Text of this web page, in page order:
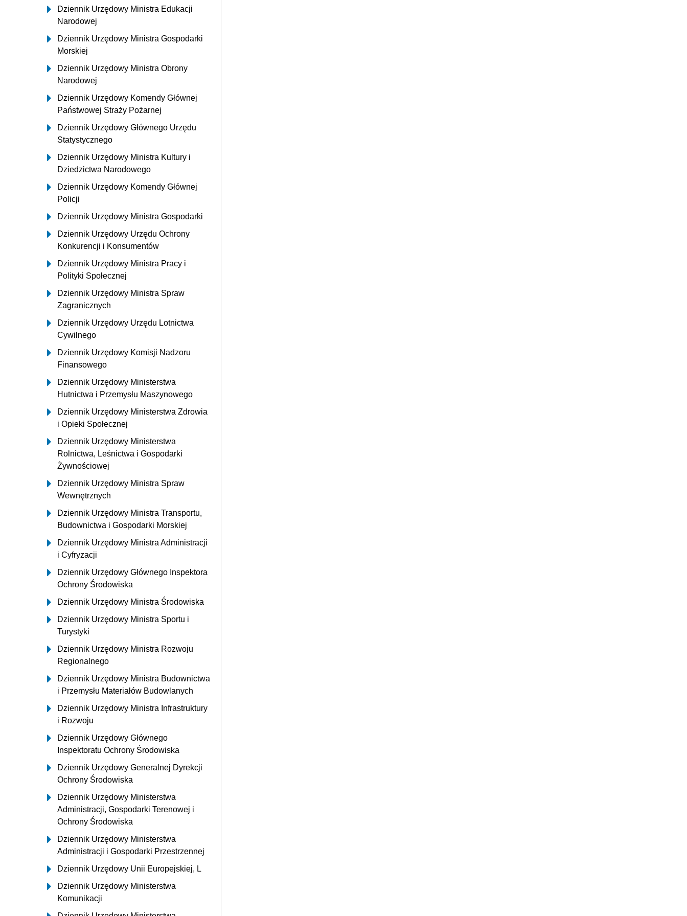
Dziennik Urzędowy Ministra Edukacji
Narodowej
Dziennik Urzędowy Ministra Gospodarki
Morskiej
Dziennik Urzędowy Ministra Obrony
Narodowej
Dziennik Urzędowy Komendy Głównej
Państwowej Straży Pożarnej
Dziennik Urzędowy Głównego Urzędu
Statystycznego
Dziennik Urzędowy Ministra Kultury i
Dziedzictwa Narodowego
Dziennik Urzędowy Komendy Głównej
Policji
Dziennik Urzędowy Ministra Gospodarki
Dziennik Urzędowy Urzędu Ochrony
Konkurencji i Konsumentów
Dziennik Urzędowy Ministra Pracy i
Polityki Społecznej
Dziennik Urzędowy Ministra Spraw
Zagranicznych
Dziennik Urzędowy Urzędu Lotnictwa
Cywilnego
Dziennik Urzędowy Komisji Nadzoru
Finansowego
Dziennik Urzędowy Ministerstwa
Hutnictwa i Przemysłu Maszynowego
Dziennik Urzędowy Ministerstwa Zdrowia
i Opieki Społecznej
Dziennik Urzędowy Ministerstwa
Rolnictwa, Leśnictwa i Gospodarki
Żywnościowej
Dziennik Urzędowy Ministra Spraw
Wewnętrznych
Dziennik Urzędowy Ministra Transportu,
Budownictwa i Gospodarki Morskiej
Dziennik Urzędowy Ministra Administracji
i Cyfryzacji
Dziennik Urzędowy Głównego Inspektora
Ochrony Środowiska
Dziennik Urzędowy Ministra Środowiska
Dziennik Urzędowy Ministra Sportu i
Turystyki
Dziennik Urzędowy Ministra Rozwoju
Regionalnego
Dziennik Urzędowy Ministra Budownictwa
i Przemysłu Materiałów Budowlanych
Dziennik Urzędowy Ministra Infrastruktury
i Rozwoju
Dziennik Urzędowy Głównego
Inspektoratu Ochrony Środowiska
Dziennik Urzędowy Generalnej Dyrekcji
Ochrony Środowiska
Dziennik Urzędowy Ministerstwa
Administracji, Gospodarki Terenowej i
Ochrony Środowiska
Dziennik Urzędowy Ministerstwa
Administracji i Gospodarki Przestrzennej
Dziennik Urzędowy Unii Europejskiej, L
Dziennik Urzędowy Ministerstwa
Komunikacji